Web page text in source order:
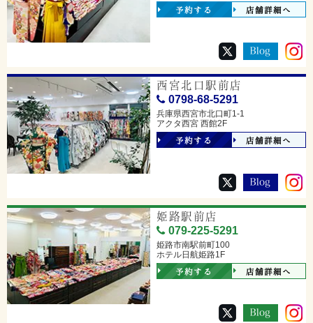
予約する 店舗詳細へ
西宮北口駅前店
0798-68-5291
兵庫県西宮市北口町1-1
アクタ西宮 西館2F
予約する 店舗詳細へ
姫路駅前店
079-225-5291
姫路市南駅前町100
ホテル日航姫路1F
予約する 店舗詳細へ